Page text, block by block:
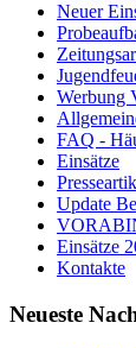
Neuer
Werbung
FAQ -
Einsätze
Update
Einsätze
Kontakte
Neueste